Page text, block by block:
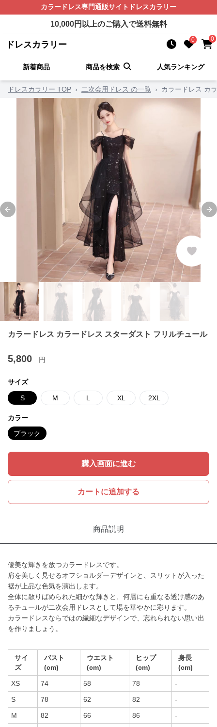
カラードレス専門通販サイト ドレスカラリー
10,000円以上のご購入で送料無料
ドレスカラリー 0 0
新着商品 商品を検索 人気ランキング
ドレスカラリー TOP › 二次会用ドレス の一覧 › カラードレス カ
Previous slide
カラードレス カラードレス スターダスト フリルチュール
5,800 円
サイズ
S M L XL 2XL
カラー
ブラック
購入画面に進む
カートに追加する
商品説明
優美な輝きを放つカラードレスです。
肩を美しく見せるオフショルダーデザインと、スリットが入った
裾が上品な色気を演出します。
全体に散りばめられた細かな輝きと、何層にも重なる透け感のあ
るチュールが二次会用ドレスとして場を華やかに彩ります。
カラードレスならではの繊細なデザインで、忘れられない思い出
を作りましょう。
サイ
ズ
バスト
(cm)
ウエスト
(cm)
ヒップ
(cm)
身長
(cm)
XS 74 58 78 -
S 78 62 82 -
M 82 66 86 -